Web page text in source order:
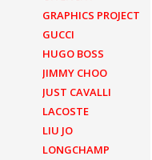
GRAPHICS PROJECT
GUCCI
HUGO BOSS
JIMMY CHOO
JUST CAVALLI
LACOSTE
LIU JO
LONGCHAMP